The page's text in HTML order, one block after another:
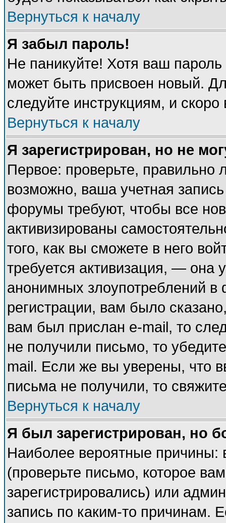
Вернуться к началу
Я забыл пароль!
Не паникуйте! Хотя ваш
может быть присвоен новый.
следуйте инструкциям, и
Вернуться к началу
Я зарегистрирован, но не
Первое: проверьте, правильно
возможно, ваша учетная
форумы требуют, чтобы все
активизированы
того, как вы сможете в него
требуется активизация, — она
анонимных злоупотреблений
регистрации, вам было
вам был прислан e-mail, то
не получили письмо, то
mail. Если же вы уверены, что
письма не получили, то
Вернуться к началу
Я был зарегистрирован, но
Наиболее вероятные причины:
(проверьте письмо, которое
зарегистрировались) или
запись по каким-то причинам.